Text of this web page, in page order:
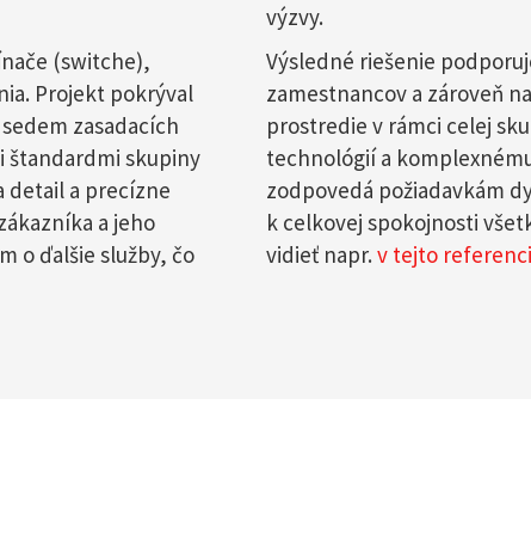
(switche),
Projekt pokrýval
zasadacích
štandardmi skupiny
detail a precízne
a jeho
o ďalšie služby, čo
výzvy.
Výsledné riešenie
zamestnancov a zároveň
prostredie v rámci celej
technológií a
zodpovedá požiadavkám
k celkovej spokojnosti
vidieť napr. v tejto